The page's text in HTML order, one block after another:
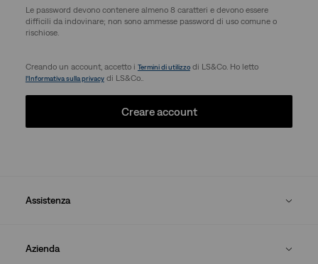
Le password devono contenere almeno 8 caratteri e devono essere
difficili da indovinare; non sono ammesse password di uso comune o
rischiose.
Creando un account, accetto i Termini di utilizzodi LS&Co. Ho letto
l’Informativa sulla privacydi LS&Co..
Creare account
Assistenza
Azienda